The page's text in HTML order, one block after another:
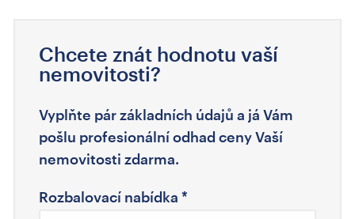
Chcete znát hodnotu vaší
nemovitosti?
Vyplňte pár základních údajů a já Vám
pošlu profesionální odhad ceny Vaší
nemovitosti zdarma.
Rozbalovací nabídka *